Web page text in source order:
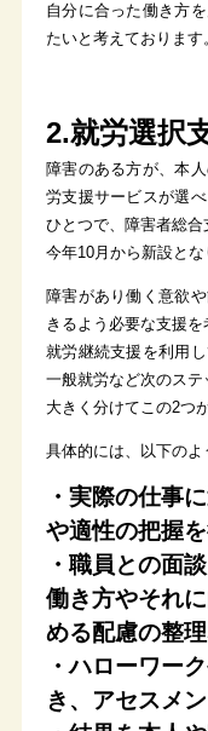
自分に合った働き方
たいと考えております
2.就労選択
障害のある方が、本
労支援サービスが選
ひとつで、障害者総合
今年10月から新設とな
障害があり働く意欲
きるよう必要な支援を
就労継続支援を利用
一般就労など次のステ
大きく分けてこの2つ
具体的には、以下のよ
・実際の仕事
や適性の把握
・職員との面
働き方やそれ
める配慮の整
・ハローワー
き、アセスメ